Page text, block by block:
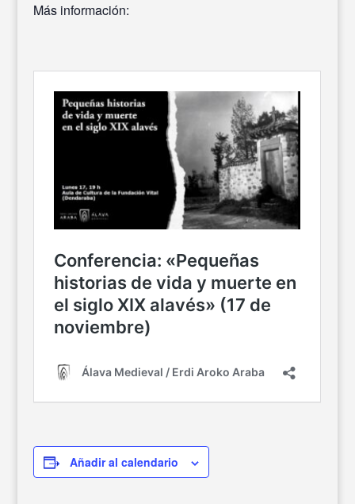
Más información:
Añadir al calendario